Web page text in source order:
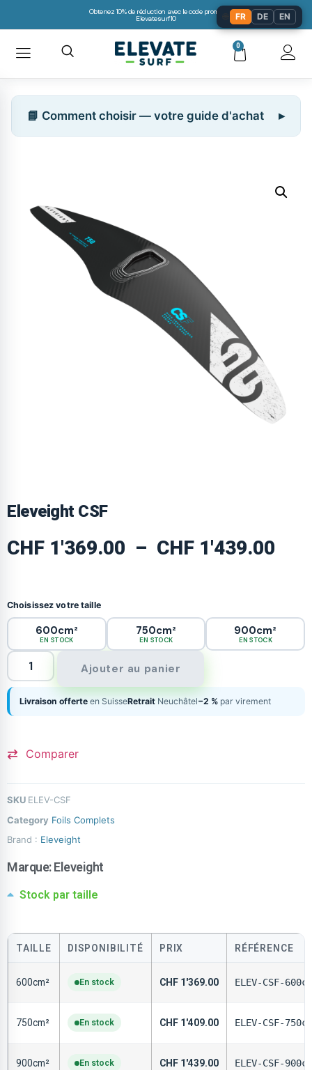
Obtenez 10% de réduction avec le code promo:
Elevatesurf10
0
📘 Comment choisir — votre guide d'achat
Eleveight CSF
CHF 1'369.00 – CHF 1'439.00
Choisissez votre taille
600cm²
EN STOCK
750cm²
EN STOCK
900cm²
EN STOCK
Ajouter au panier
Livraison offerte en SuisseRetrait Neuchâtel−2 % par virement
Comparer
SKU ELEV-CSF
Category Foils Complets
Brand : Eleveight
Marque:Eleveight
Stock par taille
TAILLE DISPONIBILITÉ PRIX RÉFÉRENCE
600cm² En stock CHF 1'369.00 ELEV-CSF-
750cm² En stock CHF 1'409.00 ELEV-CSF-
900cm² En stock CHF 1'439.00 ELEV-CSF-
FR DE EN